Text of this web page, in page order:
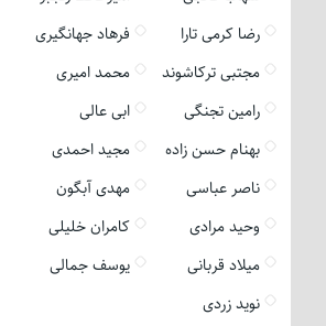
رضا کرمی تارا
فرهاد جهانگیری
مجتبی ترکاشوند
محمد امیری
رامین تجنگی
ابی عالی
بهنام حسن زاده
مجید احمدی
ناصر عباسی
مهدی آبگون
وحید مرادی
کامران خلیلی
میلاد قربانی
یوسف جمالی
نوید زردی